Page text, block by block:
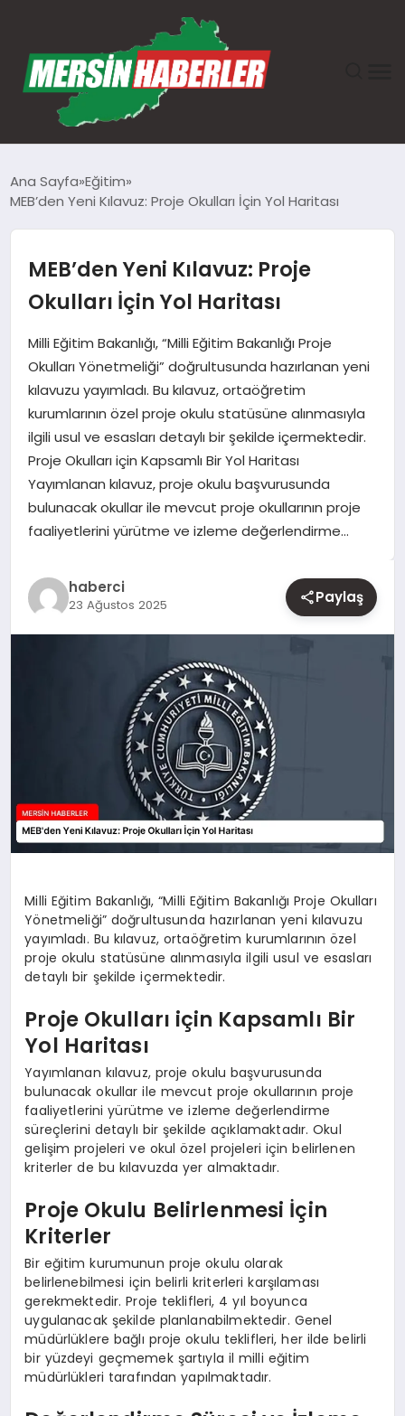
EKONOMI
SAĞLIK
TEKNOLOJI
YAŞAM
EĞITIM
Ana Sayfa Eğitim
MEB’den Yeni Kılavuz: Proje Okulları İçin Yol Haritası
MEB’den Yeni Kılavuz: Proje
Okulları İçin Yol Haritası
Milli Eğitim Bakanlığı, “Milli Eğitim Bakanlığı Proje
Okulları Yönetmeliği” doğrultusunda hazırlanan yeni
kılavuzu yayımladı. Bu kılavuz, ortaöğretim
kurumlarının özel proje okulu statüsüne alınmasıyla
ilgili usul ve esasları detaylı bir şekilde içermektedir.
Proje Okulları için Kapsamlı Bir Yol Haritası
Yayımlanan kılavuz, proje okulu başvurusunda
bulunacak okullar ile mevcut proje okullarının proje
faaliyetlerini yürütme ve izleme değerlendirme…
haberci
23 Ağustos 2025 Paylaş
Milli Eğitim Bakanlığı, “Milli Eğitim Bakanlığı Proje Okulları
Yönetmeliği” doğrultusunda hazırlanan yeni kılavuzu
yayımladı. Bu kılavuz, ortaöğretim kurumlarının özel
proje okulu statüsüne alınmasıyla ilgili usul ve esasları
detaylı bir şekilde içermektedir.
Proje Okulları için Kapsamlı Bir
Yol Haritası
Yayımlanan kılavuz, proje okulu başvurusunda
bulunacak okullar ile mevcut proje okullarının proje
faaliyetlerini yürütme ve izleme değerlendirme
süreçlerini detaylı bir şekilde açıklamaktadır. Okul
gelişim projeleri ve okul özel projeleri için belirlenen
kriterler de bu kılavuzda yer almaktadır.
Proje Okulu Belirlenmesi İçin
Kriterler
Bir eğitim kurumunun proje okulu olarak
belirlenebilmesi için belirli kriterleri karşılaması
gerekmektedir. Proje teklifleri, 4 yıl boyunca
uygulanacak şekilde planlanabilmektedir. Genel
müdürlüklere bağlı proje okulu teklifleri, her ilde belirli
bir yüzdeyi geçmemek şartıyla il milli eğitim
müdürlükleri tarafından yapılmaktadır.